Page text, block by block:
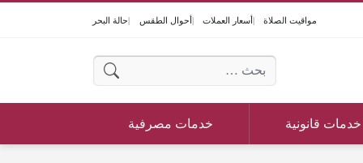
مواقيت الصلاة أسعار العملات أحوال الطقس حالة البحر
البحث عن:
خدمات قانونية خدمات مصرفية